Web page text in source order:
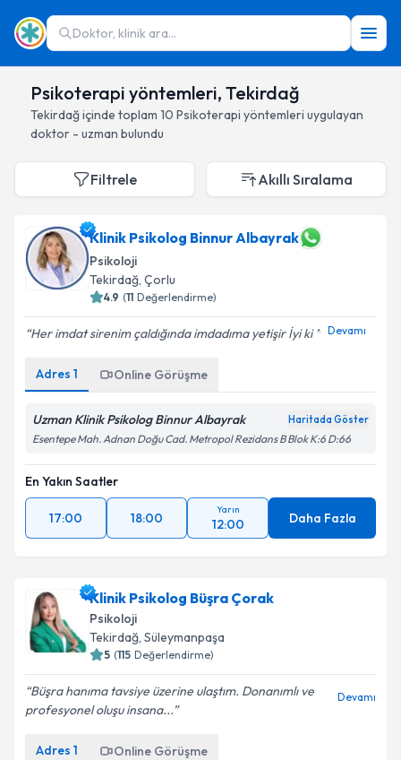
Doktor, klinik ara...
Psikoterapi yöntemleri, Tekirdağ
Tekirdağiçinde toplam 10 Psikoterapi yöntemleri uygulayan
doktor - uzman bulundu
Filtrele Akıllı Sıralama
Klinik Psikolog Binnur Albayrak
Psikoloji
Tekirdağ, Çorlu
4.9 (11 Değerlendirme)
Her imdat sirenim çaldığında imdadıma yetişir İyi ki Devamı
Adres 1 Online Görüşme
Uzman Klinik Psikolog Binnur Albayrak Haritada Göster
Esentepe Mah. Adnan Doğu Cad. Metropol Rezidans B Blok K:6 D:66
En Yakın Saatler
17:00 18:00
Yarın
12:00 Daha Fazla
Klinik Psikolog Büşra Çorak
Psikoloji
Tekirdağ, Süleymanpaşa
5 (115 Değerlendirme)
Büşra hanıma tavsiye üzerine ulaştım. Donanımlı ve
profesyonel oluşu insana...
Devamı
Adres 1 Online Görüşme